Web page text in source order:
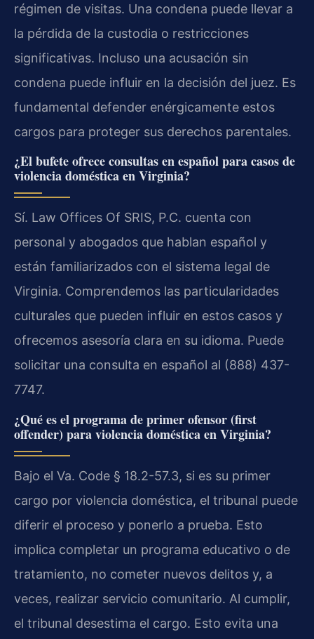
régimen de visitas. Una condena puede llevar a
la pérdida de la custodia o restricciones
significativas. Incluso una acusación sin
condena puede influir en la decisión del juez. Es
fundamental defender enérgicamente estos
cargos para proteger sus derechos parentales.
¿El bufete ofrece consultas en español para casos de
violencia doméstica en Virginia?
Sí. Law Offices Of SRIS, P.C. cuenta con
personal y abogados que hablan español y
están familiarizados con el sistema legal de
Virginia. Comprendemos las particularidades
culturales que pueden influir en estos casos y
ofrecemos asesoría clara en su idioma. Puede
solicitar una consulta en español al (888) 437-
7747.
¿Qué es el programa de primer ofensor (first
offender) para violencia doméstica en Virginia?
Bajo el Va. Code § 18.2-57.3, si es su primer
cargo por violencia doméstica, el tribunal puede
diferir el proceso y ponerlo a prueba. Esto
implica completar un programa educativo o de
tratamiento, no cometer nuevos delitos y, a
veces, realizar servicio comunitario. Al cumplir,
el tribunal desestima el cargo. Esto evita una